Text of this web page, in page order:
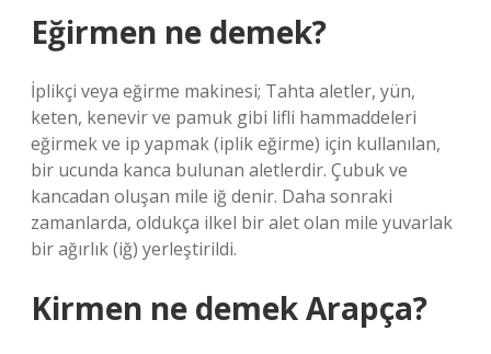
Eğirmen ne demek?
İplikçi veya eğirme makinesi; Tahta aletler, yün,
keten, kenevir ve pamuk gibi lifli hammaddeleri
eğirmek ve ip yapmak (iplik eğirme) için kullanılan,
bir ucunda kanca bulunan aletlerdir. Çubuk ve
kancadan oluşan mile iğ denir. Daha sonraki
zamanlarda, oldukça ilkel bir alet olan mile yuvarlak
bir ağırlık (iğ) yerleştirildi.
Kirmen ne demek Arapça?